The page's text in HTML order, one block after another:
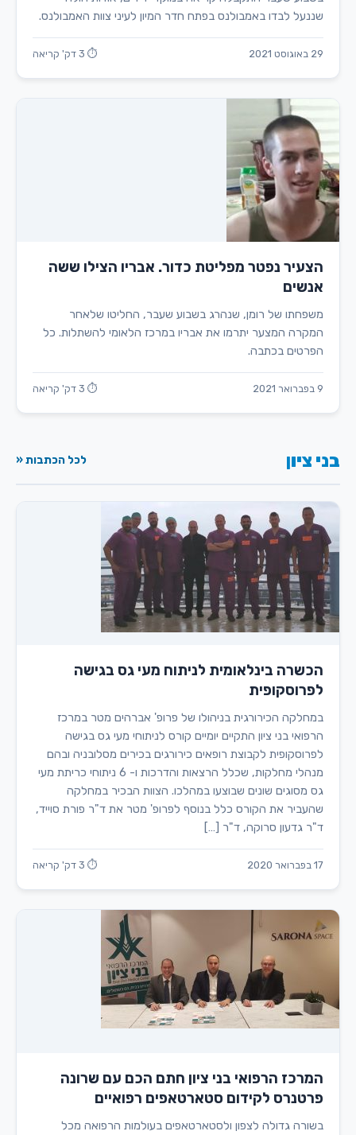
שננעל לבדו באמבולנס בפתח חדר המיון לעיני צוות האמבולנס.
29 באוגוסט 2021 ⏱ 3 דק' קריאה
הצעיר נפטר מפליטת כדור. אבריו הצילו ששה
אנשים
משפחתו של רומן, שנהרג בשבוע שעבר, החליטו שלאחר
המקרה המצער יתרמו את אבריו במרכז הלאומי להשתלות. כל
הפרטים בכתבה.
9 בפברואר 2021 ⏱ 3 דק' קריאה
בני ציון לכל הכתבות «
הכשרה בינלאומית לניתוח מעי גס בגישה
לפרוסקופית
במחלקה הכירורגית בניהולו של פרופ' אברהים מטר במרכז
הרפואי בני ציון התקיים יומיים קורס לניתוחי מעי גס בגישה
לפרוסקופית לקבוצת רופאים כירורגים בכירים מסלובניה ובהם
מנהלי מחלקות, שכלל הרצאות והדרכות ו- 6 ניתוחי כריתת מעי
גס מסוגים שונים שבוצעו במהלכו. הצוות הבכיר במחלקה
שהעביר את הקורס כלל בנוסף לפרופ' מטר את ד"ר פורת סוייד,
ד"ר גדעון סרוקה, ד"ר […]
17 בפברואר 2020 ⏱ 3 דק' קריאה
המרכז הרפואי בני ציון חתם הכם עם שרונה
פרטנרס לקידום סטארטאפים רפואיים
בשורה גדולה לצפון ולסטארטאפים בעולמות הרפואה מכל